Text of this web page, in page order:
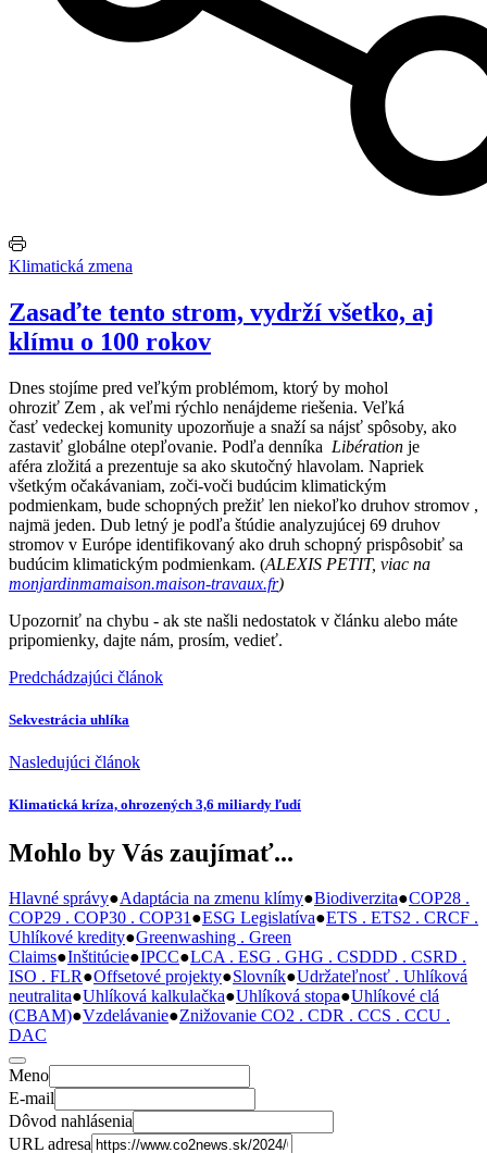
Klimatická zmena
Zasaďte tento strom, vydrží všetko, aj
klímu o 100 rokov
Dnes stojíme pred veľkým problémom, ktorý by mohol
ohroziť Zem , ak veľmi rýchlo nenájdeme riešenia. Veľká
časť vedeckej komunity upozorňuje a snaží sa nájsť spôsoby, ako
zastaviť globálne otepľovanie. Podľa denníka Libération je
aféra zložitá a prezentuje sa ako skutočný hlavolam. Napriek
všetkým očakávaniam, zoči-voči budúcim klimatickým
podmienkam, bude schopných prežiť len niekoľko druhov stromov ,
najmä jeden. Dub letný je podľa štúdie analyzujúcej 69 druhov
stromov v Európe identifikovaný ako druh schopný prispôsobiť sa
budúcim klimatickým podmienkam. (ALEXIS PETIT, viac na
monjardinmamaison.maison-travaux.fr)
Upozorniť na chybu - ak ste našli nedostatok v článku alebo máte
pripomienky, dajte nám, prosím, vedieť.
Predchádzajúci článok
Sekvestrácia uhlíka
Nasledujúci článok
Klimatická kríza, ohrozených 3,6 miliardy ľudí
Mohlo by Vás zaujímať...
Hlavné správy●Adaptácia na zmenu klímy●Biodiverzita●COP28 .
COP29 . COP30 . COP31●ESG Legislatíva●ETS . ETS2 . CRCF .
Uhlíkové kredity●Greenwashing . Green
Claims●Inštitúcie●IPCC●LCA . ESG . GHG . CSDDD . CSRD .
ISO . FLR●Offsetové projekty●Slovník●Udržateľnosť . Uhlíková
neutralita●Uhlíková kalkulačka●Uhlíková stopa●Uhlíkové clá
(CBAM)●Vzdelávanie●Znižovanie CO2 . CDR . CCS . CCU .
DAC
Meno
E-mail
Dôvod nahlásenia
URL adresa